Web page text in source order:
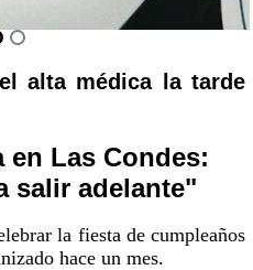
alta médica la tarde
en Las Condes:
salir adelante"
la fiesta de cumpleaños
hace un mes.